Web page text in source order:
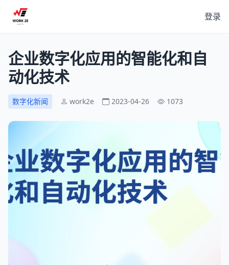
登录
企业数字化应用的智能化和自
动化技术
数字化新闻 work2e 2023-04-26 1073